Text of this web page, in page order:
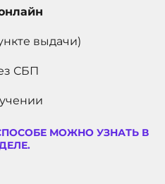
выдачи)
СБП
МОЖНО УЗНАТЬ В